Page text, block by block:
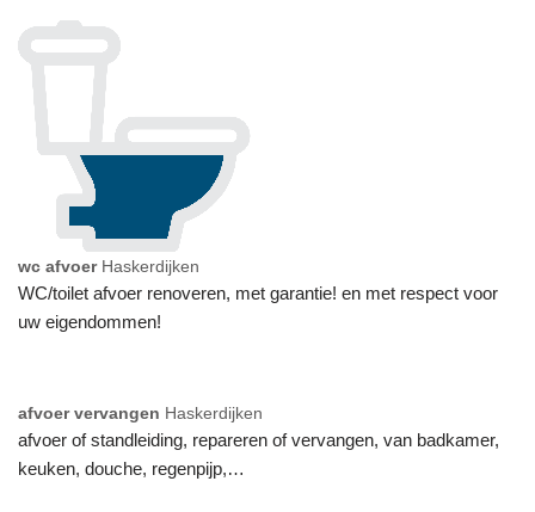
wc afvoer Haskerdijken
WC/toilet afvoer renoveren, met garantie! en met respect voor
uw eigendommen!
afvoer vervangen Haskerdijken
afvoer of standleiding, repareren of vervangen, van badkamer,
keuken, douche, regenpijp,…